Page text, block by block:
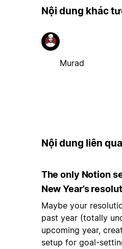
Nội dung khác
Murad
Nội dung liên
The only Notion
New Year’s
Maybe your
past year (totally
upcoming year,
setup for goal-